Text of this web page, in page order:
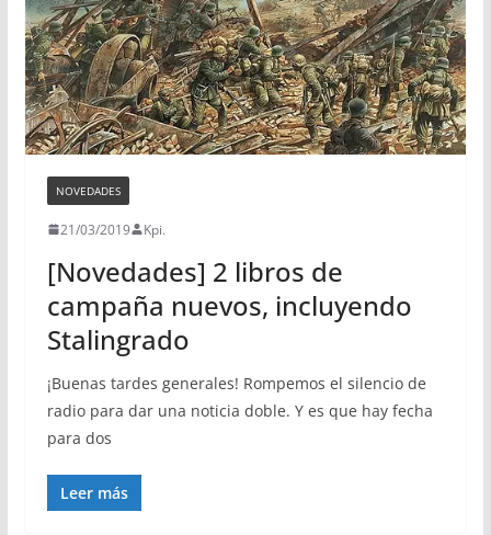
NOVEDADES
21/03/2019 Kpi.
[Novedades] 2 libros de
campaña nuevos, incluyendo
Stalingrado
¡Buenas tardes generales! Rompemos el silencio de
radio para dar una noticia doble. Y es que hay fecha
para dos
Leer más